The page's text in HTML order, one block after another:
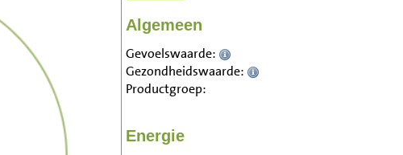
Algemeen
Gevoelswaarde:
Gezondheidswaarde:
Productgroep:
Energie